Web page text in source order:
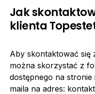
Jak
klienta
Aby skontaktować się
można skorzystać z
dostępnego na stronie
maila na adres: